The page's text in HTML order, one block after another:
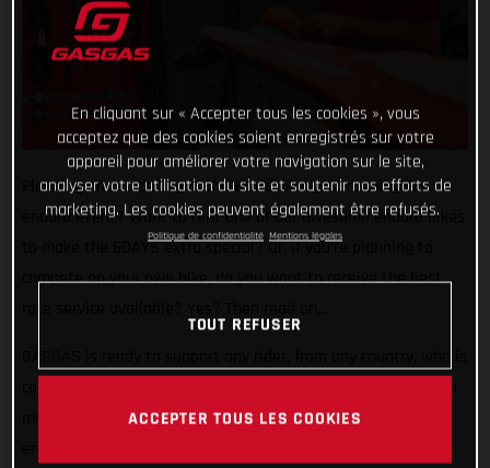
Planning on competing in the world’s longest running FIM
enduro event? Want to rent one of our awesome enduro bikes
to make the 6DAYS extra special? Or, if you’re planning to
compete on your own bike, do you want to receive the best
make racing in Italy easier, less stressful, and way more
En cliquant sur « Accepter tous les cookies », vous
acceptez que des cookies soient enregistrés sur votre
appareil pour améliorer votre navigation sur le site,
analyser votre utilisation du site et soutenir nos efforts de
marketing. Les cookies peuvent également être refusés.
Politique de confidentialité Mentions légales
TOUT REFUSER
ACCEPTER TOUS LES COOKIES